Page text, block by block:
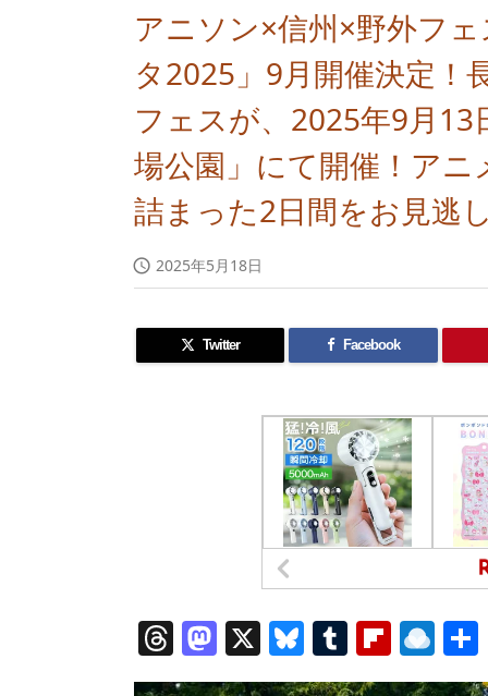
アニソン×信州×野外フ
タ2025」9月開催決定！
フェスが、2025年9月13
場公園」にて開催！ア
詰まった2日間をお見逃
 2025年5月18日
Twitter Facebook
T
h
M
a
X Bl
u
T
u
Fl
ip
R
ai